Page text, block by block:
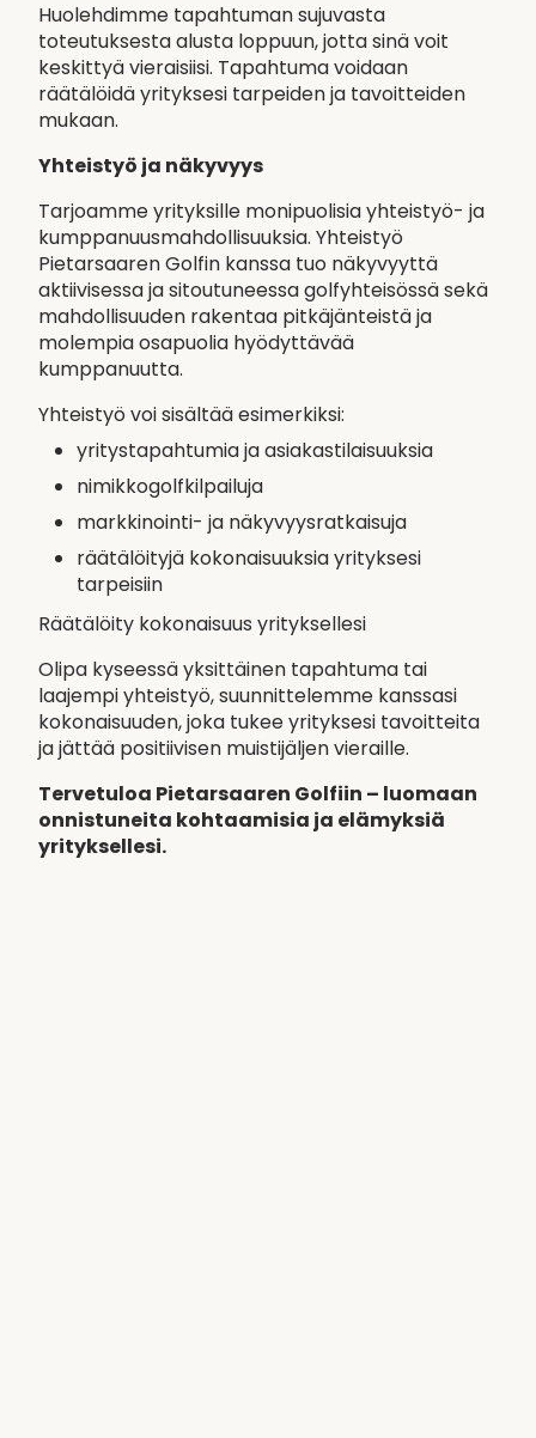
Huolehdimme tapahtuman sujuvasta
toteutuksesta alusta loppuun, jotta sinä voit
keskittyä vieraisiisi. Tapahtuma voidaan
räätälöidä yrityksesi tarpeiden ja tavoitteiden
mukaan.
Yhteistyö ja näkyvyys
Tarjoamme yrityksille monipuolisia yhteistyö- ja
kumppanuusmahdollisuuksia. Yhteistyö
Pietarsaaren Golfin kanssa tuo näkyvyyttä
aktiivisessa ja sitoutuneessa golfyhteisössä sekä
mahdollisuuden rakentaa pitkäjänteistä ja
molempia osapuolia hyödyttävää
kumppanuutta.
Yhteistyö voi sisältää esimerkiksi:
yritystapahtumia ja asiakastilaisuuksia
nimikkogolfkilpailuja
markkinointi- ja näkyvyysratkaisuja
räätälöityjä kokonaisuuksia yrityksesi
tarpeisiin
Räätälöity kokonaisuus yrityksellesi
Olipa kyseessä yksittäinen tapahtuma tai
laajempi yhteistyö, suunnittelemme kanssasi
kokonaisuuden, joka tukee yrityksesi tavoitteita
ja jättää positiivisen muistijäljen vieraille.
Tervetuloa Pietarsaaren Golfiin – luomaan
onnistuneita kohtaamisia ja elämyksiä
yrityksellesi.